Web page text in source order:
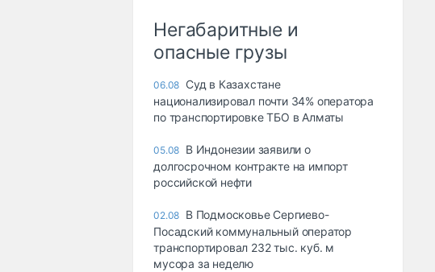
Негабаритные и
опасные грузы
06.08 Суд в Казахстане
национализировал почти 34% оператора
по транспортировке ТБО в Алматы
05.08 В Индонезии заявили о
долгосрочном контракте на импорт
российской нефти
02.08 В Подмосковье Сергиево-
Посадский коммунальный оператор
транспортировал 232 тыс. куб. м
мусора за неделю